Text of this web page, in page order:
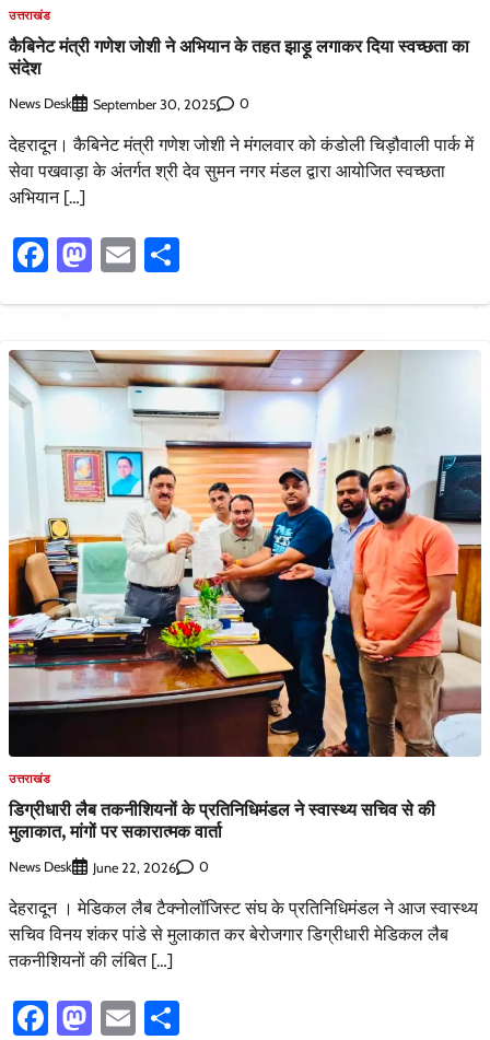
उत्तराखंड
कैबिनेट मंत्री गणेश जोशी ने अभियान के तहत झाड़ू लगाकर दिया स्वच्छता का
संदेश
News Desk September 30, 2025 0
देहरादून। कैबिनेट मंत्री गणेश जोशी ने मंगलवार को कंडोली चिड़ौवाली पार्क में
सेवा पखवाड़ा के अंतर्गत श्री देव सुमन नगर मंडल द्वारा आयोजित स्वच्छता
अभियान […]
Facebook
Mastodon
Email
उत्तराखंड
डिग्रीधारी लैब तकनीशियनों के प्रतिनिधिमंडल ने स्वास्थ्य सचिव से की
मुलाकात, मांगों पर सकारात्मक वार्ता
News Desk June 22, 2026 0
देहरादून । मेडिकल लैब टैक्नोलॉजिस्ट संघ के प्रतिनिधिमंडल ने आज स्वास्थ्य
सचिव विनय शंकर पांडे से मुलाकात कर बेरोजगार डिग्रीधारी मेडिकल लैब
तकनीशियनों की लंबित […]
Facebook
Mastodon
Email